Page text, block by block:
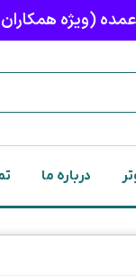
(ویژه
درباره ما